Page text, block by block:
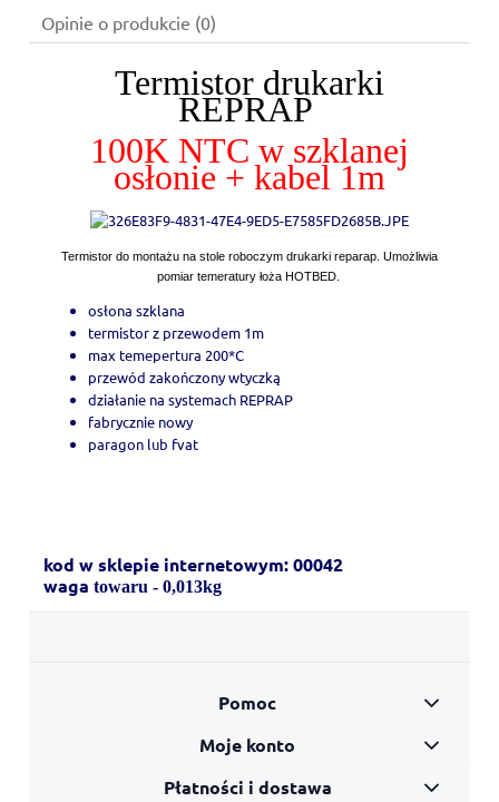
Opinie o produkcie (0)
Termistor drukarki
REPRAP
100K NTC w szklanej
osłonie + kabel 1m
Termistor do montażu na stole roboczym drukarki reparap. Umożliwia
pomiar temeratury łoża HOTBED.
osłona szklana
termistor z przewodem 1m
max temepertura 200*C
przewód zakończony wtyczką
działanie na systemach REPRAP
fabrycznie nowy
paragon lub fvat
kod w sklepie internetowym: 00042
waga towaru - 0,013kg
Pomoc
Moje konto
Płatności i dostawa